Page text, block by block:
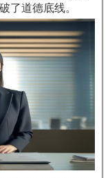
了道德底线。